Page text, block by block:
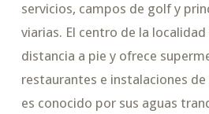
servicios, campos de golf y
viarias. El centro de la
distancia a pie y ofrece
restaurantes e instalaciones
es conocido por sus aguas